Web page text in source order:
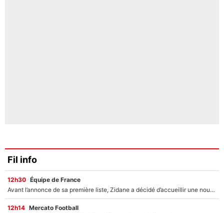
Fil info
12h30 Équipe de France
Avant l’annonce de sa première liste, Zidane a décidé d’accueillir une nouvelle tête en équipe de France
12h14 Mercato Football